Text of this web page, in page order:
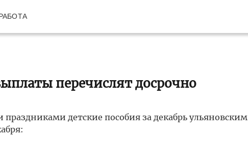
перечислят досрочно
детские пособия за декабрь ульяновским